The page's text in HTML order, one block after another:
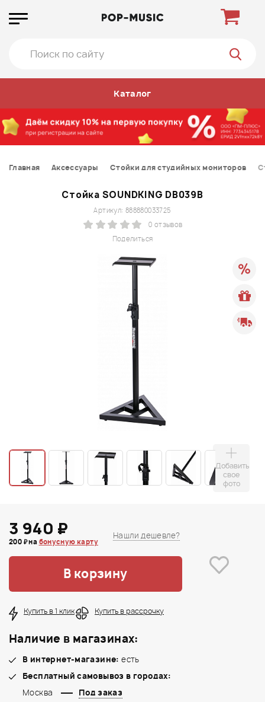
Каталог
Главная Аксессуары Стойки для студийных мониторов
Стойка SOUNDKING DB039B
Поделиться
Артикул: 888880033725
0 отзывов
Добавить
свое
фото
3 940 ₽
200 ₽ на бонусную карту
Нашли дешевле?
В корзину
Купить в 1 клик Купить в рассрочку
Наличие в магазинах:
В интернет-магазине: есть
Бесплатный самовывоз в городах:
Москва
Под заказ